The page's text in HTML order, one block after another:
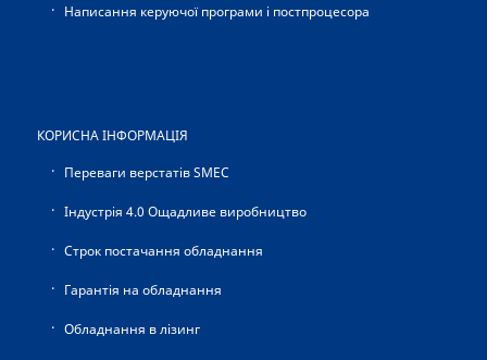
Написання керуючої програми і постпроцесора
КОРИСНА ІНФОРМАЦІЯ
Переваги верстатів SMEC
Індустрія 4.0 Ощадливе виробництво
Строк постачання обладнання
Гарантія на обладнання
Обладнання в лізинг